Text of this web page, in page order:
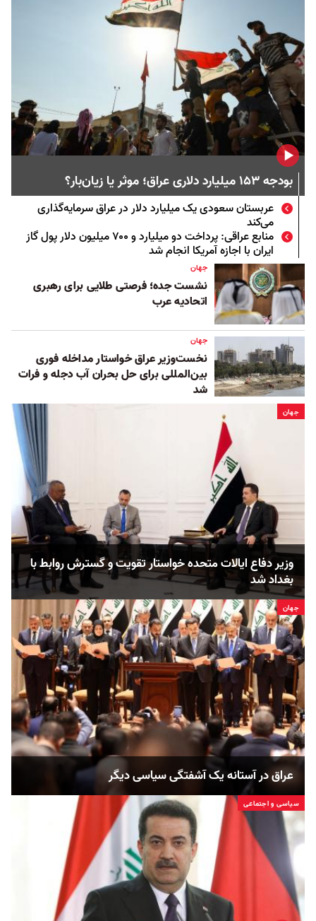
بودجه ۱۵۳ میلیارد دلاری عراق؛ موثر یا زیان‌بار؟
عربستان سعودی یک میلیارد دلار در عراق سرمایه‌گذاری
می‌کند
منابع عراقی: پرداخت دو میلیارد و ۷۰۰ میلیون دلار پول گاز
ایران با اجازه آمریکا انجام شد
جهان
نشست جده؛ فرصتی طلایی برای رهبری
اتحادیه عرب
جهان
نخست‌وزیر عراق خواستار مداخله فوری
بین‌المللی برای حل بحران آب دجله و فرات
شد
جهان
وزیر دفاع ایالات متحده خواستار تقویت و گسترش روابط با
بغداد شد
جهان
عراق در آستانه یک آشفتگی سیاسی دیگر
سیاسی و اجتماعی